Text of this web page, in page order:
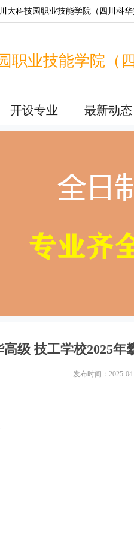
川大科技园职业技能学院（四川科华
职业技能学院（
开设专业 最新动态
高级 技工学校2025年
发布时间：2025-